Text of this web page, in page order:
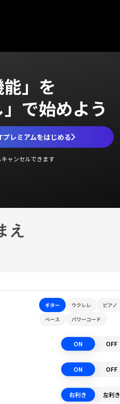
能」を
」で始めよう
プレミアムをはじめる
キャンセルできます
え
ギター ウクレレ
ピアノ
ベース
パワーコード
ON OFF
ON OFF
右利き 左利き